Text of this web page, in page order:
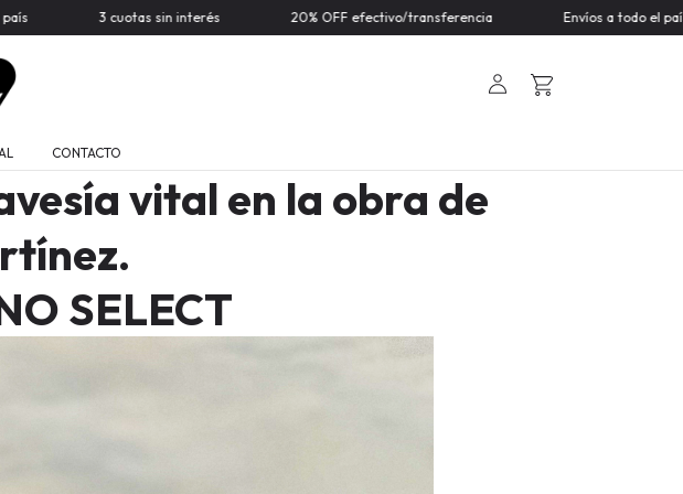
20% OFF efectivo/transferencia Envíos a todo el país 3 cuotas sin interés
CONTACTO
vital en la obra de
SELECT